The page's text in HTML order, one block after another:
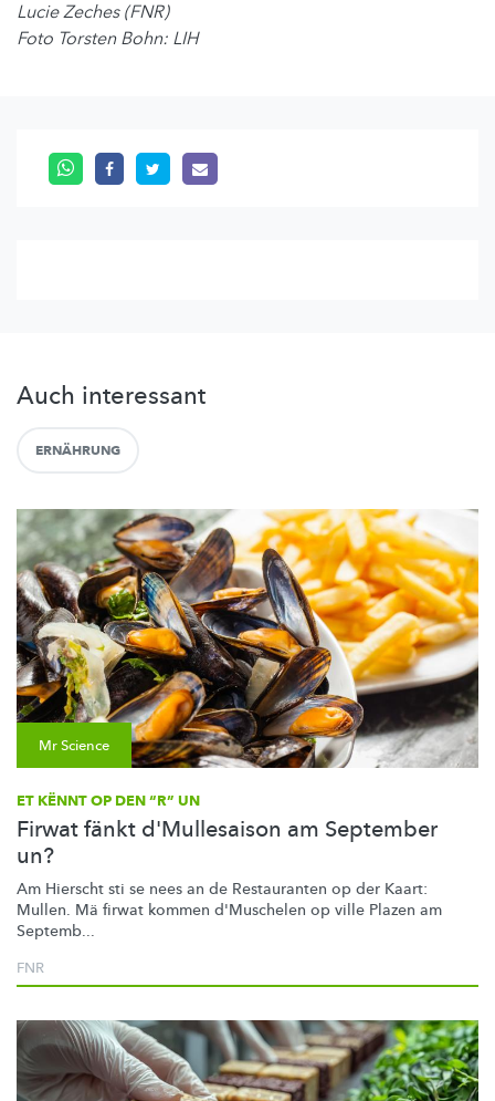
Lucie Zeches (FNR)
Foto Torsten Bohn: LIH
Auch interessant
ERNÄHRUNG
Mr Science
ET KËNNT OP DEN “R” UN
Firwat fänkt d'Mullesaison am September
un?
Am Hierscht sti se nees an de Restauranten op der Kaart:
Mullen. Mä firwat kommen d'Muschelen op ville Plazen am
Septemb...
FNR